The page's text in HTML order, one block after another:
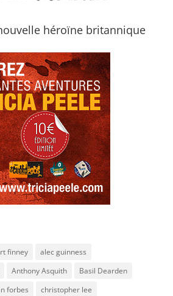
héroïne britannique
finney
alec guinness
Anthony Asquith
Basil Dearden
forbes
christopher lee